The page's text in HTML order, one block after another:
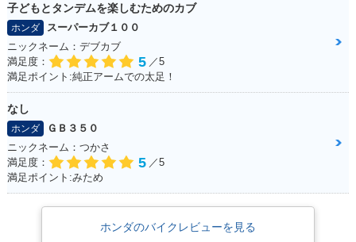
子どもとタンデムを楽しむためのカブ
ホンダ
スーパーカブ１００
ニックネーム：デブカブ
満足度：
5 ／5
満足ポイント:純正アームでの太足！
なし
ホンダ
ＧＢ３５０
ニックネーム：つかさ
満足度：
5 ／5
満足ポイント:みため
ホンダのバイクレビューを見る